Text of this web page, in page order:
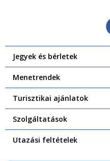
Jegyek és bérletek
Menetrendek
Turisztikai ajánlatok
Szolgáltatások
Utazási feltételek